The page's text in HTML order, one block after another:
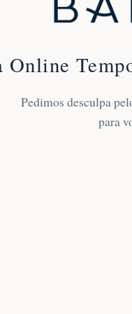
Online
Pedimos desculpa
para